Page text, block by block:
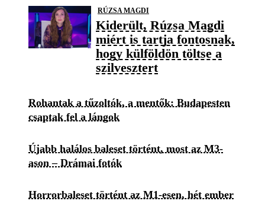
RÚZSA MAGDI
Kiderült, Rúzsa Magdi
miért is tartja fontosnak,
hogy külföldön töltse a
szilvesztert
Rohantak a tűzoltók, a mentők: Budapesten
csaptak fel a lángok
Újabb halálos baleset történt, most az M3-
ason – Drámai fotók
Horrorbaleset történt az M1-esen, hét ember